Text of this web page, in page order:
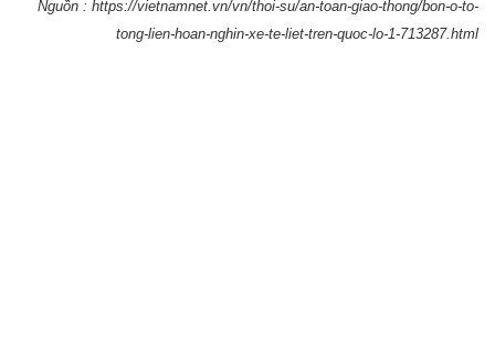
Nguồn : https://vietnamnet.vn/vn/thoi-su/an-toan-giao-thong/bon-o-to-
tong-lien-hoan-nghin-xe-te-liet-tren-quoc-lo-1-713287.html